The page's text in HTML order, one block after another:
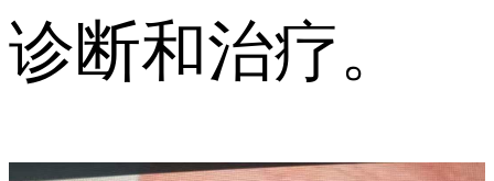
诊断和治疗。